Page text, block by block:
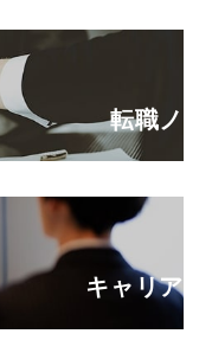
転職ノ
キャリア